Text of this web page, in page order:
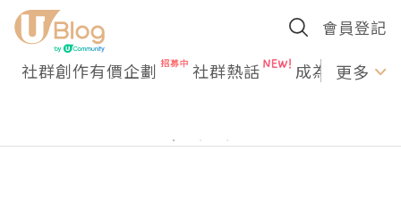
會員登記
社群創作有價企劃 社群熱話 成為U更多